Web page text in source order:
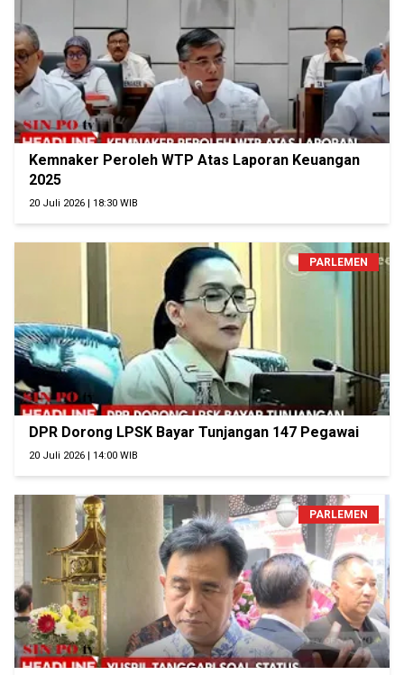
Kemnaker Peroleh WTP Atas Laporan Keuangan
2025
20 Juli 2026 | 18:30 WIB
PARLEMEN
DPR Dorong LPSK Bayar Tunjangan 147 Pegawai
20 Juli 2026 | 14:00 WIB
PARLEMEN